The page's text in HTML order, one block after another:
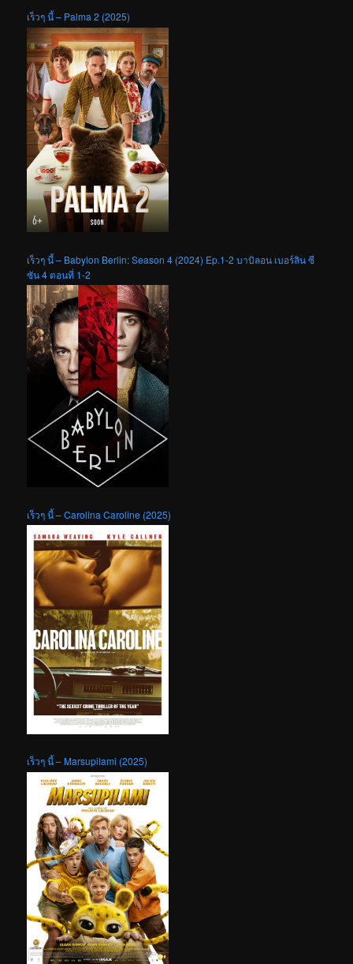
เร็วๆ นี้ – Palma 2 (2025)
เร็วๆ นี้ – Babylon Berlin: Season 4 (2024) Ep.1-2 บาบิลอน เบอร์ลิน ซี
ซัน 4 ตอนที่ 1-2
เร็วๆ นี้ – Carolina Caroline (2025)
เร็วๆ นี้ – Marsupilami (2025)